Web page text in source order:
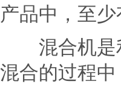
产品中，至
混合机是利
混合的过程